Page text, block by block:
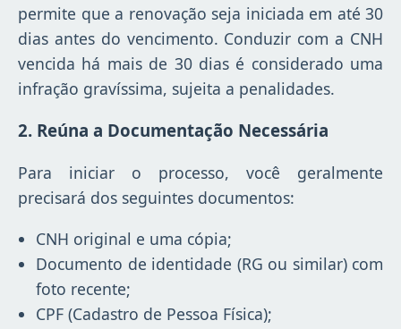
permite que a renovação seja iniciada em até 30
dias antes do vencimento. Conduzir com a CNH
vencida há mais de 30 dias é considerado uma
infração gravíssima, sujeita a penalidades.
2. Reúna a Documentação Necessária
Para iniciar o processo, você geralmente
precisará dos seguintes documentos:
CNH original e uma cópia;
Documento de identidade (RG ou similar) com
foto recente;
CPF (Cadastro de Pessoa Física);